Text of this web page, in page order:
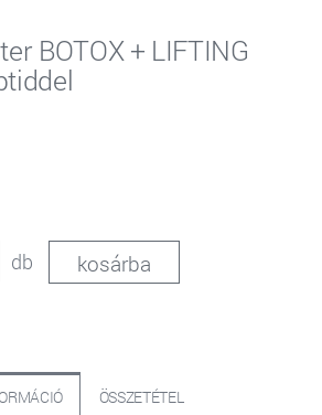
BOTOX + LIFTING
db
ÖSSZETÉTEL